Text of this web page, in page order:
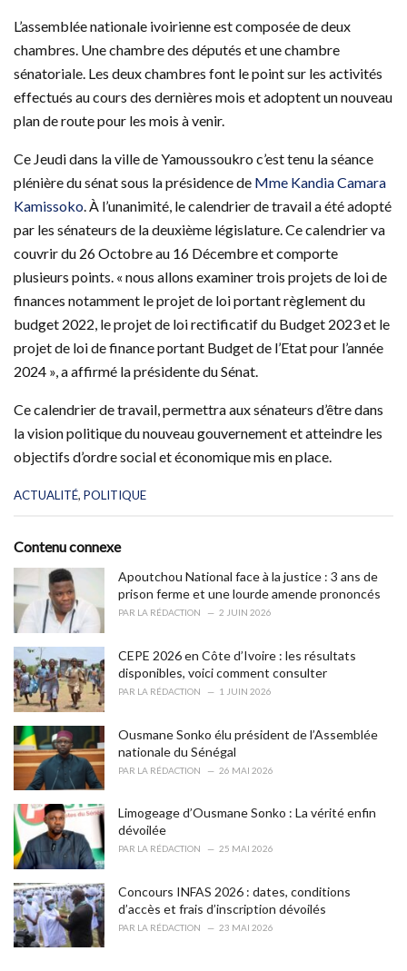
L’assemblée nationale ivoirienne est composée de deux
chambres. Une chambre des députés et une chambre
sénatoriale. Les deux chambres font le point sur les activités
effectués au cours des dernières mois et adoptent un nouveau
plan de route pour les mois à venir.
Ce Jeudi dans la ville de Yamoussoukro c’est tenu la séance
plénière du sénat sous la présidence de Mme Kandia Camara
Kamissoko. À l’unanimité, le calendrier de travail a été adopté
par les sénateurs de la deuxième législature. Ce calendrier va
couvrir du 26 Octobre au 16 Décembre et comporte
plusieurs points. « nous allons examiner trois projets de loi de
finances notamment le projet de loi portant règlement du
budget 2022, le projet de loi rectificatif du Budget 2023 et le
projet de loi de finance portant Budget de l’Etat pour l’année
2024 », a affirmé la présidente du Sénat.
Ce calendrier de travail, permettra aux sénateurs d’être dans
la vision politique du nouveau gouvernement et atteindre les
objectifs d’ordre social et économique mis en place.
C
e
r
e
:
ACTUALITÉ, POLITIQUE
Contenu connexe
Apoutchou National face à la justice : 3 ans de
prison ferme et une lourde amende prononcés
PAR LA RÉDACTION 2 JUIN 2026
CEPE 2026 en Côte d’Ivoire : les résultats
disponibles, voici comment consulter
PAR LA RÉDACTION 1 JUIN 2026
Ousmane Sonko élu président de l’Assemblée
nationale du Sénégal
PAR LA RÉDACTION 26 MAI 2026
Limogeage d’Ousmane Sonko : La vérité enfin
dévoilée
PAR LA RÉDACTION 25 MAI 2026
Concours INFAS 2026 : dates, conditions
d’accès et frais d’inscription dévoilés
PAR LA RÉDACTION 23 MAI 2026